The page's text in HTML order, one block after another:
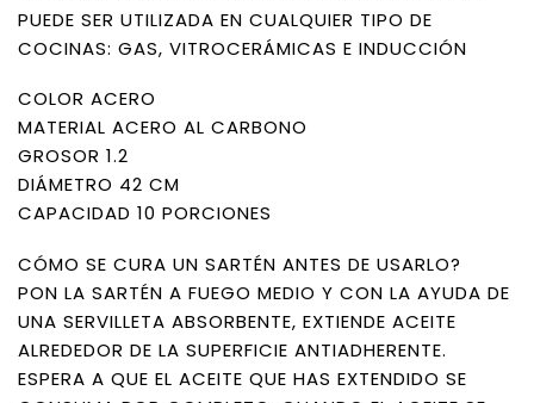
PUEDE SER UTILIZADA EN CUALQUIER TIPO DE
COCINAS: GAS, VITROCERÁMICAS E INDUCCIÓN
COLOR ACERO
MATERIAL ACERO AL CARBONO
GROSOR 1.2
DIÁMETRO 42 CM
CAPACIDAD 10 PORCIONES
CÓMO SE CURA UN SARTÉN ANTES DE USARLO?
PON LA SARTÉN A FUEGO MEDIO Y CON LA AYUDA DE
UNA SERVILLETA ABSORBENTE, EXTIENDE ACEITE
ALREDEDOR DE LA SUPERFICIE ANTIADHERENTE.
ESPERA A QUE EL ACEITE QUE HAS EXTENDIDO SE